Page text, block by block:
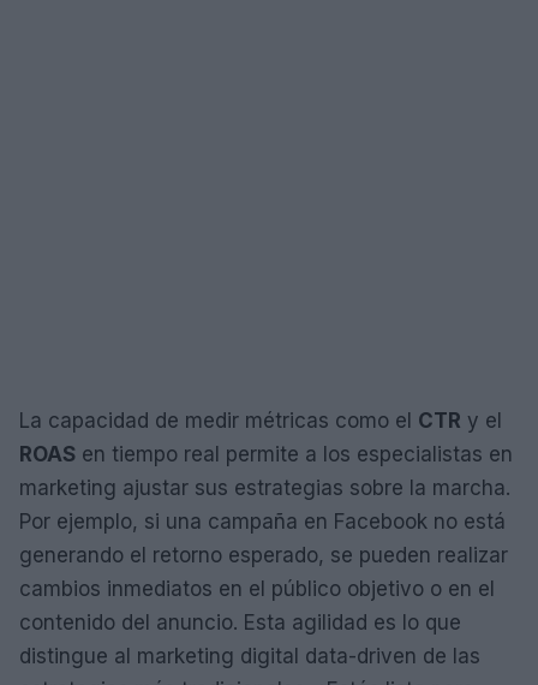
La capacidad de medir métricas como el CTR y el
ROAS en tiempo real permite a los especialistas en
marketing ajustar sus estrategias sobre la marcha.
Por ejemplo, si una campaña en Facebook no está
generando el retorno esperado, se pueden realizar
cambios inmediatos en el público objetivo o en el
contenido del anuncio. Esta agilidad es lo que
distingue al marketing digital data-driven de las